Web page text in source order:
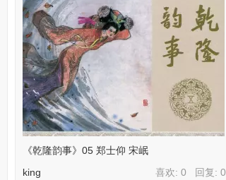
《乾隆韵事》05 郑士仰 宋岷
喜欢: 0 回复:0
king